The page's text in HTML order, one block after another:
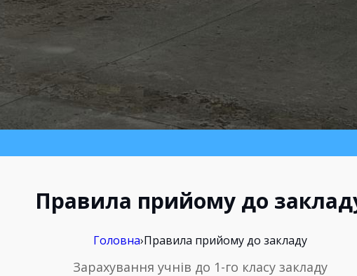
Правила прийому до
Головна›Правила прийому до закладу
Зарахування учнів до 1-го класу закладу